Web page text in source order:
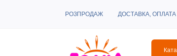
РОЗПРОДАЖ ДОСТАВКА, ОПЛАТА